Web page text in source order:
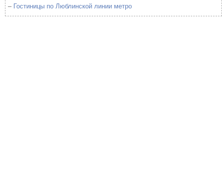
– Гостиницы по Люблинской линии метро